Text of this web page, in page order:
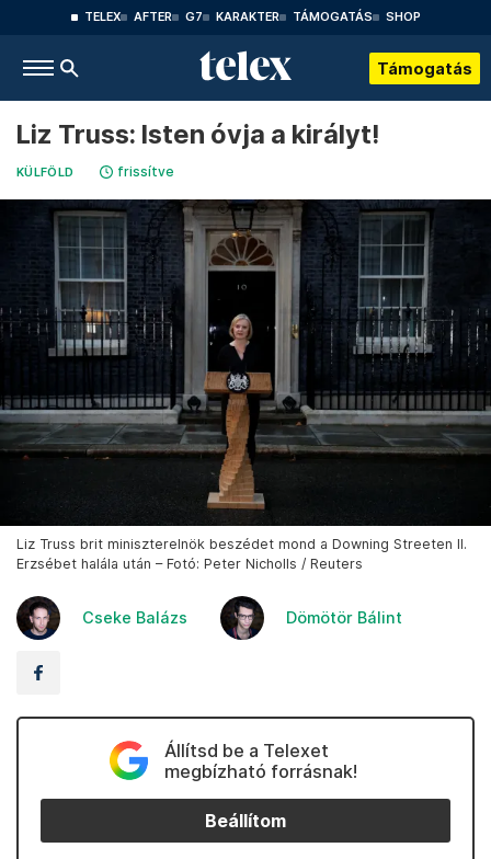
TELEX AFTER G7 KARAKTER TÁMOGATÁS SHOP
Támogatás
Liz Truss: Isten óvja a királyt!
KÜLFÖLD frissítve
Liz Truss brit miniszterelnök beszédet mond a Downing Streeten II.
Erzsébet halála után – Fotó: Peter Nicholls / Reuters
Cseke Balázs Dömötör Bálint
Állítsd be a Telexet
megbízható forrásnak!
Beállítom